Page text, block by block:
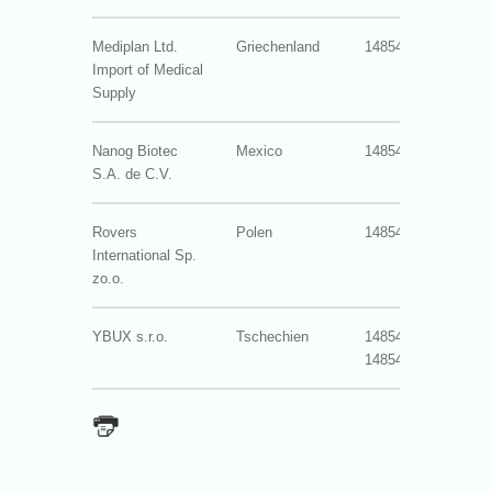
Mediplan Ltd.
Import of Medical
Supply
Griechenland 14854-3022
Nanog Biotec
S.A. de C.V.
Mexico 14854-3033
Rovers
International Sp.
zo.o.
Polen 14854-3006
YBUX s.r.o. Tschechien
14854-3007
14854-3016